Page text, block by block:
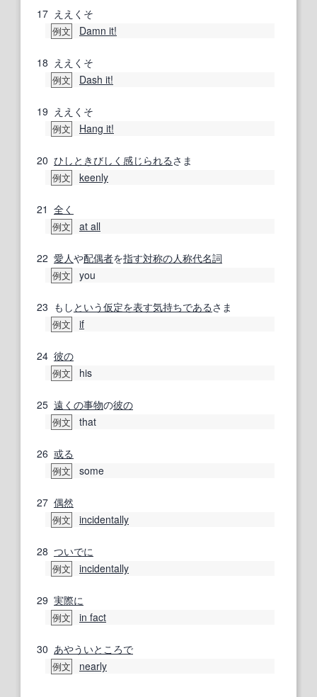
17 ええくそ
例文 Damn it!
18 ええくそ
例文 Dash it!
19 ええくそ
例文 Hang it!
20 ひしと きびしく 感じられるさま
例文 keenly
21 全く
例文 at all
22 愛人や配偶者を指す対称の人称代名詞
例文 you
23 もし という仮定を表す気持ちであるさま
例文 if
24 彼の
例文 his
25 遠くの事物の彼の
例文 that
26 或る
例文 some
27 偶然
例文 incidentally
28 ついでに
例文 incidentally
29 実際に
例文 in fact
30 あやういところで
例文 nearly